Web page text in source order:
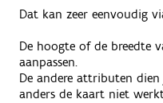
Dat kan zeer eenvoudig
De hoogte of de breedte
aanpassen.
De andere attributen
anders de kaart niet